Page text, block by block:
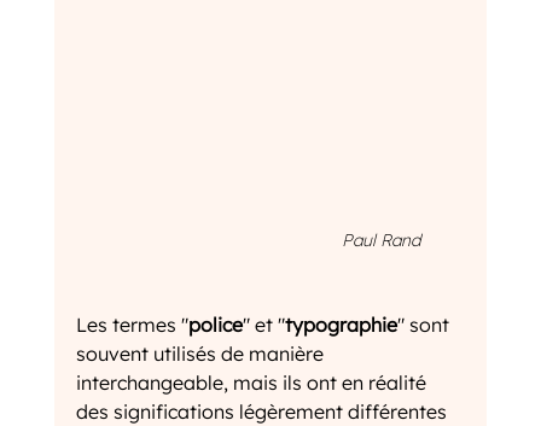
Paul Rand
Les termes "police" et "typographie" sont
souvent utilisés de manière
interchangeable, mais ils ont en réalité
des significations légèrement différentes